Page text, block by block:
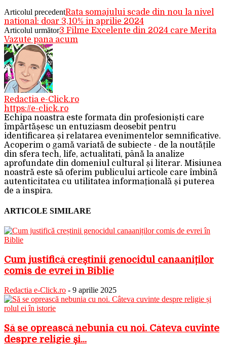
Articolul precedentRata somajului scade din nou la nivel
national: doar 3,10% in aprilie 2024
Articolul următor3 Filme Excelente din 2024 care Merita
Vazute pana acum
Redactia e-Click.ro
https://e-click.ro
Echipa noastra este formata din profesioniști care
împărtășesc un entuziasm deosebit pentru
identificarea și relatarea evenimentelor semnificative.
Acoperim o gamă variată de subiecte - de la noutățile
din sfera tech, life, actualitati, până la analize
aprofundate din domeniul cultural și literar. Misiunea
noastră este să oferim publicului articole care îmbină
autenticitatea cu utilitatea informațională și puterea
de a inspira.
ARTICOLE SIMILARE
Cum justifică creștinii genocidul canaaniților
comis de evrei în Biblie
Redactia e-Click.ro - 9 aprilie 2025
Să se oprească nebunia cu noi. Câteva cuvinte
despre religie și...